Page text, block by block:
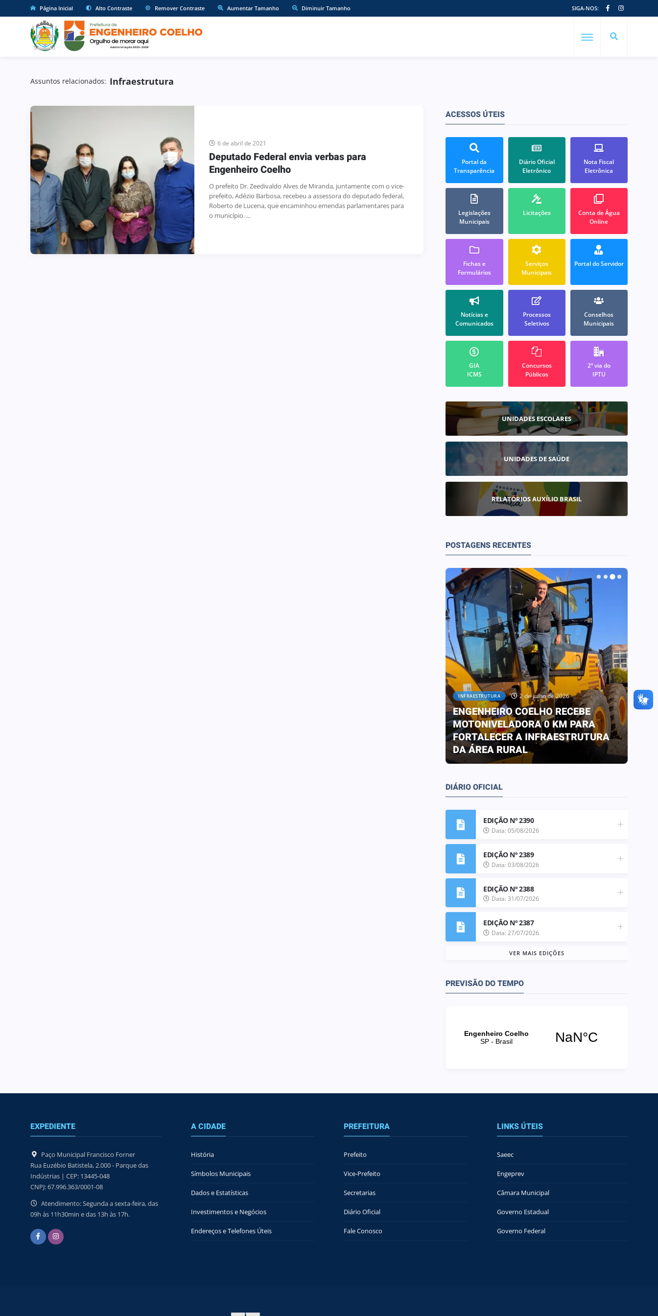
Página Inicial Alto Contraste Remover Contraste Aumentar Tamanho Diminuir Tamanho SIGA-NOS:
Assuntos relacionados: Infraestrutura
6 de abril de 2021
Deputado Federal envia verbas para
Engenheiro Coelho
O prefeito Dr. Zeedivaldo Alves de Miranda, juntamente com o vice-
prefeito, Adézio Barbosa, recebeu a assessora do deputado federal,
Roberto de Lucena, que encaminhou emendas parlamentares para
o município. ...
ACESSOS ÚTEIS
Portal da
Transparência
Diário Oficial
Eletrônico
Nota Fiscal
Eletrônica
Legislações
Municipais
Licitações
Conta de Água
Online
Fichas e
Formulários
Serviços
Municipais
Portal do Servidor
Notícias e
Comunicados
Processos
Seletivos
Conselhos
Municipais
GIA
ICMS
Concursos
Públicos
2ª via do
IPTU
UNIDADES ESCOLARES
UNIDADES DE SAÚDE
RELATÓRIOS AUXÍLIO BRASIL
POSTAGENS RECENTES
INFRAESTRUTURA 2 de julho de 2026
ENGENHEIRO COELHO RECEBE
MOTONIVELADORA 0 KM PARA
FORTALECER A INFRAESTRUTURA
DA ÁREA RURAL
OBRAS
DIÁRIO OFICIAL
EDIÇÃO Nº 2390
Data: 05/08/2026
EDIÇÃO Nº 2389
Data: 03/08/2026
EDIÇÃO Nº 2388
Data: 31/07/2026
EDIÇÃO Nº 2387
Data: 27/07/2026
VER MAIS EDIÇÕES
PREVISÃO DO TEMPO
EXPEDIENTE
Paço Municipal Francisco Forner
Rua Euzébio Batistela, 2.000 - Parque das
Indústrias | CEP: 13445-048
CNPJ: 67.996.363/0001-08
Atendimento: Segunda a sexta-feira, das
09h às 11h30min e das 13h às 17h.
A CIDADE
História
Símbolos Municipais
Dados e Estatísticas
Investimentos e Negócios
Endereços e Telefones Úteis
PREFEITURA
Prefeito
Vice-Prefeito
Secretarias
Diário Oficial
Fale Conosco
LINKS ÚTEIS
Saeec
Engeprev
Câmara Municipal
Governo Estadual
Governo Federal